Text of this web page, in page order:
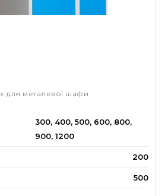
для металевої шафи
300, 400, 500, 600, 800,
900, 1200
200
500